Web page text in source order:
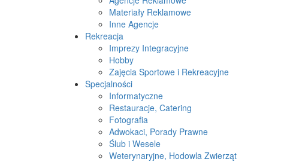
Materiały Reklamowe
Inne Agencje
Rekreacja
Imprezy Integracyjne
Hobby
Zajęcia Sportowe i Rekreacyjne
Specjalności
Informatyczne
Restauracje, Catering
Fotografia
Adwokaci, Porady Prawne
Ślub i Wesele
Weterynaryjne, Hodowla Zwierząt